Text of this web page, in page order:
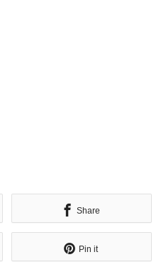
Share
Pin it